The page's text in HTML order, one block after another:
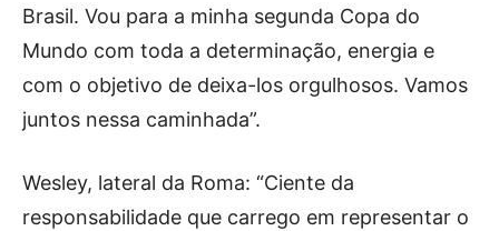
Brasil. Vou para a minha segunda Copa do
Mundo com toda a determinação, energia e
com o objetivo de deixa-los orgulhosos. Vamos
juntos nessa caminhada”.
Wesley, lateral da Roma: “Ciente da
responsabilidade que carrego em representar o